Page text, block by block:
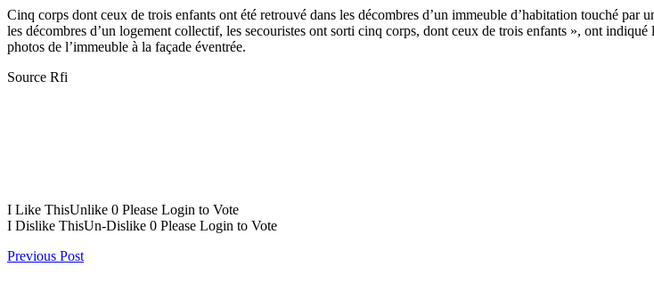
Cinq corps dont ceux de trois enfants ont été retrouvé dans les décombres d’un immeuble d’habitation touché
les décombres d’un logement collectif, les secouristes ont sorti cinq corps, dont ceux de trois enfants », ont
photos de l’immeuble à la façade éventrée.
Source Rfi
I Like ThisUnlike 0 Please Login to Vote
I Dislike ThisUn-Dislike 0 Please Login to Vote
Previous Post